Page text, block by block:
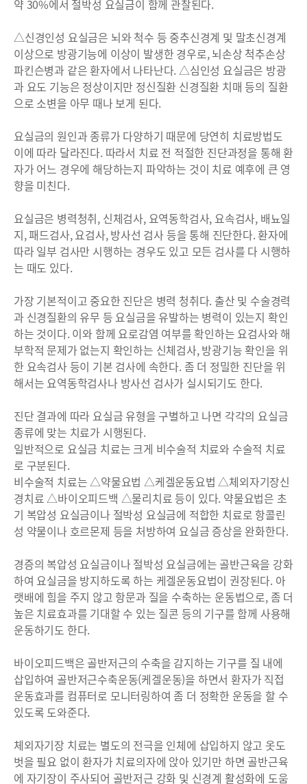
약 30%에서 절박성 요실금이 함께 관찰된다.
△신경인성 요실금은 뇌와 척수 등 중추신경계 및 말초신경계
이상으로 방광기능에 이상이 발생한 경우로, 뇌손상 척추손상
파킨슨병과 같은 환자에서 나타난다. △심인성 요실금은 방광
과 요도 기능은 정상이지만 정신질환 신경질환 치매 등의 질환
으로 소변을 아무 때나 보게 된다.
요실금의 원인과 종류가 다양하기 때문에 당연히 치료방법도
이에 따라 달라진다. 따라서 치료 전 적절한 진단과정을 통해 환
자가 어느 경우에 해당하는지 파악하는 것이 치료 예후에 큰 영
향을 미친다.
요실금은 병력청취, 신체검사, 요역동학검사, 요속검사, 배뇨일
지, 패드검사, 요검사, 방사선 검사 등을 통해 진단한다. 환자에
따라 일부 검사만 시행하는 경우도 있고 모든 검사를 다 시행하
는 때도 있다.
가장 기본적이고 중요한 진단은 병력 청취다. 출산 및 수술경력
과 신경질환의 유무 등 요실금을 유발하는 병력이 있는지 확인
하는 것이다. 이와 함께 요로감염 여부를 확인하는 요검사와 해
부학적 문제가 없는지 확인하는 신체검사, 방광기능 확인을 위
한 요속검사 등이 기본 검사에 속한다. 좀 더 정밀한 진단을 위
해서는 요역동학검사나 방사선 검사가 실시되기도 한다.
진단 결과에 따라 요실금 유형을 구별하고 나면 각각의 요실금
종류에 맞는 치료가 시행된다.
일반적으로 요실금 치료는 크게 비수술적 치료와 수술적 치료
로 구분된다.
비수술적 치료는 △약물요법 △케겔운동요법 △체외자기장신
경치료 △바이오피드백 △물리치료 등이 있다. 약물요법은 초
기 복압성 요실금이나 절박성 요실금에 적합한 치료로 항콜린
성 약물이나 호르몬제 등을 처방하여 요실금 증상을 완화한다.
경증의 복압성 요실금이나 절박성 요실금에는 골반근육을 강화
하여 요실금을 방지하도록 하는 케겔운동요법이 권장된다. 아
랫배에 힘을 주지 않고 항문과 질을 수축하는 운동법으로, 좀 더
높은 치료효과를 기대할 수 있는 질콘 등의 기구를 함께 사용해
운동하기도 한다.
바이오피드백은 골반저근의 수축을 감지하는 기구를 질 내에
삽입하여 골반저근수축운동(케겔운동)을 하면서 환자가 직접
운동효과를 컴퓨터로 모니터링하여 좀 더 정확한 운동을 할 수
있도록 도와준다.
체외자기장 치료는 별도의 전극을 인체에 삽입하지 않고 옷도
벗을 필요 없이 환자가 치료의자에 앉아 있기만 하면 골반근육
에 자기장이 주사되어 골반저근 강화 및 신경계 활성화에 도움